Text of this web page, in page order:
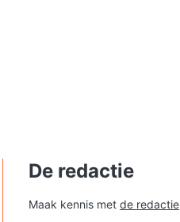
De redactie
Maak kennis met de redactie